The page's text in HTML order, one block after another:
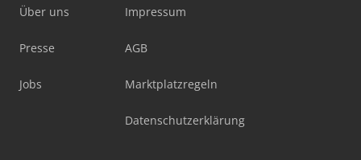
Über uns
Presse
Jobs
Impressum
AGB
Marktplatzregeln
Datenschutzerklärung